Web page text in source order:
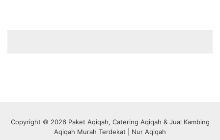
Copyright © 2026 Paket Aqiqah, Catering Aqiqah & Jual Kambing
Aqiqah Murah Terdekat | Nur Aqiqah